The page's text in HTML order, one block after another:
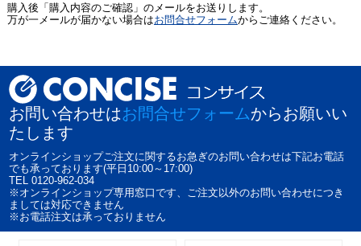
購入後「購入内容のご確認」のメールをお送りします。
万が一メールが届かない場合はお問合せフォームからご連絡ください。
お問い合わせはお問合せフォームからお願いい
たします
オンラインショップご注文に関するお急ぎのお問い合わせは下記お電話
でも承っております(平日10:00～17:00)
TEL 0120-962-034
※オンラインショップ専用窓口です、ご注文以外のお問い合わせにつき
ましては対応できません
※お電話注文は承っておりません